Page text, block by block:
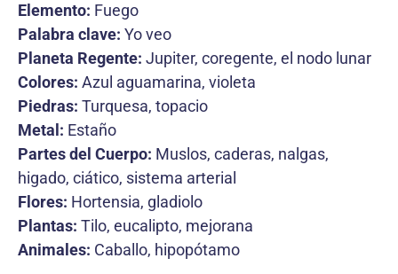
Elemento: Fuego
Palabra clave: Yo veo
Planeta Regente: Jupiter, coregente, el nodo lunar
Colores: Azul aguamarina, violeta
Piedras: Turquesa, topacio
Metal: Estaño
Partes del Cuerpo: Muslos, caderas, nalgas,
higado, ciático, sistema arterial
Flores: Hortensia, gladiolo
Plantas: Tilo, eucalipto, mejorana
Animales: Caballo, hipopótamo